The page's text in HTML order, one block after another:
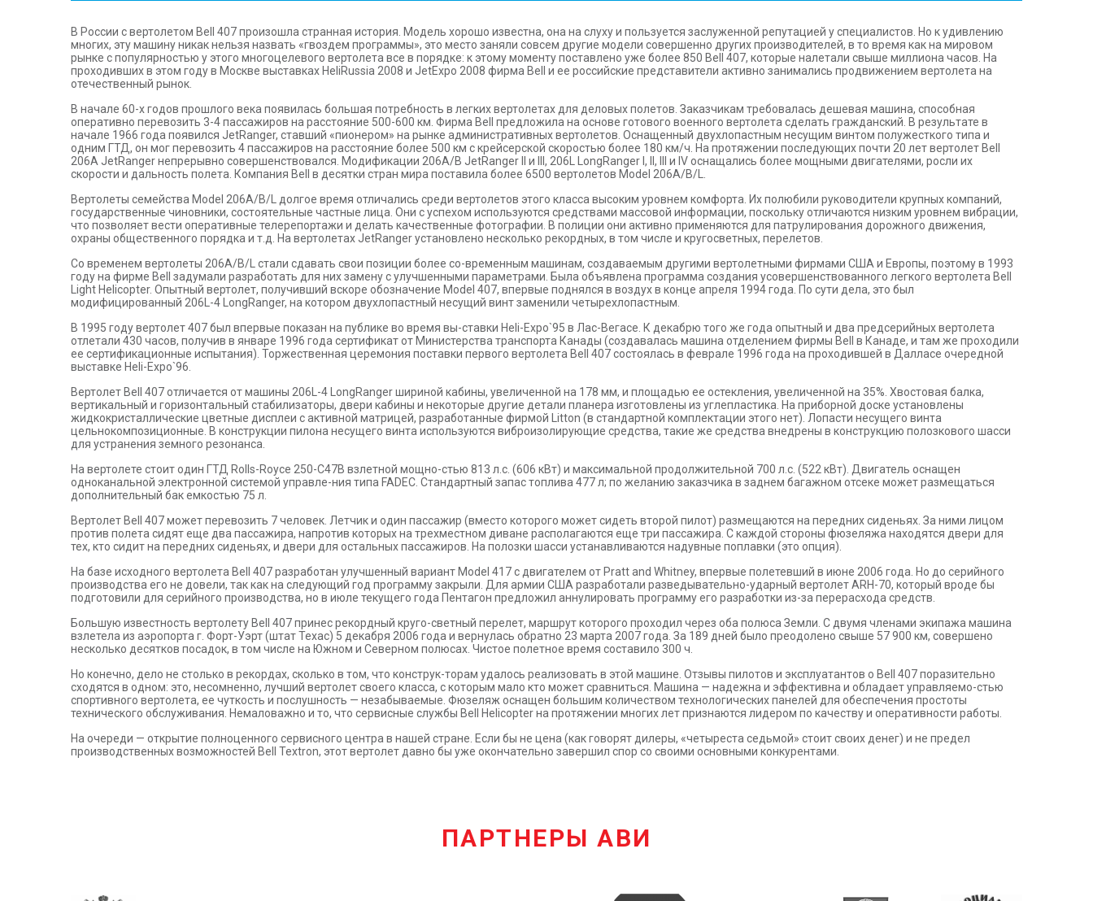
В России с вертолетом Bell 407 произошла странная история. Модель хорошо известна, она на слуху и пользуется заслуженной репутацией у специалистов. Но к удивлению
многих, эту машину никак нельзя назвать «гвоздем программы», это место заняли совсем другие модели совершенно других производителей, в то время как на мировом
рынке с популярностью у этого многоцелевого вертолета все в порядке: к этому моменту поставлено уже более 850 Bell 407, которые налетали свыше миллиона часов. На
проходивших в этом году в Москве выставках HeliRussia 2008 и JetExpo 2008 фирма Bell и ее российские представители активно занимались продвижением вертолета на
отечественный рынок.
В начале 60-х годов прошлого века появилась большая потребность в легких вертолетах для деловых полетов. Заказчикам требовалась дешевая машина, способная
оперативно перевозить 3-4 пассажиров на расстояние 500-600 км. Фирма Bell предложила на основе готового военного вертолета сделать гражданский. В результате в
начале 1966 года появился JetRanger, ставший «пионером» на рынке административных вертолетов. Оснащенный двухлопастным несущим винтом полужесткого типа и
одним ГТД, он мог перевозить 4 пассажиров на расстояние более 500 км с крейсерской скоростью более 180 км/ч. На протяжении последующих почти 20 лет вертолет Bell
206А JetRanger непрерывно совершенствовался. Модификации 206А/В JetRanger II и III, 206L LongRanger I, II, III и IV оснащались более мощными двигателями, росли их
скорости и дальность полета. Компания Bell в десятки стран мира поставила более 6500 вертолетов Model 206A/B/L.
Вертолеты семейства Model 206A/B/L долгое время отличались среди вертолетов этого класса высоким уровнем комфорта. Их полюбили руководители крупных компаний,
государственные чиновники, состоятельные частные лица. Они с успехом используются средствами массовой информации, поскольку отличаются низким уровнем вибрации,
что позволяет вести оперативные телерепортажи и делать качественные фотографии. В полиции они активно применяются для патрулирования дорожного движения,
охраны общественного порядка и т.д. На вертолетах JetRanger установлено несколько рекордных, в том числе и кругосветных, перелетов.
Co временем вертолеты 206А/В/L стали сдавать свои позиции более со-временным машинам, создаваемым другими вертолетными фирмами США и Европы, поэтому в 1993
году на фирме Bell задумали разработать для них замену с улучшенными параметрами. Была объявлена программа создания усовершенствованного легкого вертолета Bell
Light Helicopter. Опытный вертолет, получивший вскоре обозначение Model 407, впервые поднялся в воздух в конце апреля 1994 года. По сути дела, это был
модифицированный 206L-4 LongRanger, на котором двухлопастный несущий винт заменили четырехлопастным.
В 1995 году вертолет 407 был впервые показан на публике во время вы-ставки Heli-Expo`95 в Лас-Вегасе. К декабрю того же года опытный и два предсерийных вертолета
отлетали 430 часов, получив в январе 1996 года сертификат от Министерства транспорта Канады (создавалась машина отделением фирмы Bell в Канаде, и там же проходили
ее сертификационные испытания). Торжественная церемония поставки первого вертолета Bell 407 состоялась в феврале 1996 года на проходившей в Далласе очередной
выставке Heli-Expo`96.
Вертолет Bell 407 отличается от машины 206L-4 LongRanger шириной кабины, увеличенной на 178 мм, и площадью ее остекления, увеличенной на 35%. Хвостовая балка,
вертикальный и горизонтальный стабилизаторы, двери кабины и некоторые другие детали планера изготовлены из углепластика. На приборной доске установлены
жидкокристаллические цветные дисплеи с активной матрицей, разработанные фирмой Litton (в стандартной комплектации этого нет). Лопасти несущего винта
цельнокомпозиционные. В конструкции пилона несущего винта используются виброизолирующие средства, такие же средства внедрены в конструкцию полозкового шасси
для устранения земного резонанса.
На вертолете стоит один ГТД Rolls-Royce 250-C47B взлетной мощно-стью 813 л.с. (606 кВт) и максимальной продолжительной 700 л.с. (522 кВт). Двигатель оснащен
одноканальной электронной системой управле-ния типа FADEC. Стандартный запас топлива 477 л; по желанию заказчика в заднем багажном отсеке может размещаться
дополнительный бак емкостью 75 л.
Вертолет Bell 407 может перевозить 7 человек. Летчик и один пассажир (вместо которого может сидеть второй пилот) размещаются на передних сиденьях. За ними лицом
против полета сидят еще два пассажира, напротив которых на трехместном диване располагаются еще три пассажира. С каждой стороны фюзеляжа находятся двери для
тех, кто сидит на передних сиденьях, и двери для остальных пассажиров. На полозки шасси устанавливаются надувные поплавки (это опция).
На базе исходного вертолета Bell 407 разработан улучшенный вариант Model 417 с двигателем от Pratt and Whitney, впервые полетевший в июне 2006 года. Но до серийного
производства его не довели, так как на следующий год программу закрыли. Для армии США разработали разведывательно-ударный вертолет ARH-70, который вроде бы
подготовили для серийного производства, но в июле текущего года Пентагон предложил аннулировать программу его разработки из-за перерасхода средств.
Большую известность вертолету Bell 407 принес рекордный круго-светный перелет, маршрут которого проходил через оба полюса Земли. С двумя членами экипажа машина
взлетела из аэропорта г. Форт-Уэрт (штат Техас) 5 декабря 2006 года и вернулась обратно 23 марта 2007 года. За 189 дней было преодолено свыше 57 900 км, совершено
несколько десятков посадок, в том числе на Южном и Северном полюсах. Чистое полетное время составило 300 ч.
Но конечно, дело не столько в рекордах, сколько в том, что конструк-торам удалось реализовать в этой машине. Отзывы пилотов и эксплуатантов о Bell 407 поразительно
сходятся в одном: это, несомненно, лучший вертолет своего класса, с которым мало кто может сравниться. Машина — надежна и эффективна и обладает управляемо-стью
спортивного вертолета, ее чуткость и послушность — незабываемые. Фюзеляж оснащен большим количеством технологических панелей для обеспечения простоты
технического обслуживания. Немаловажно и то, что сервисные службы Bell Helicopter на протяжении многих лет признаются лидером по качеству и оперативности работы.
На очереди — открытие полноценного сервисного центра в нашей стране. Если бы не цена (как говорят дилеры, «четыреста седьмой» стоит своих денег) и не предел
производственных возможностей Bell Textron, этот вертолет давно бы уже окончательно завершил спор со своими основными конкурентами.
ПАРТНЕРЫ АВИ